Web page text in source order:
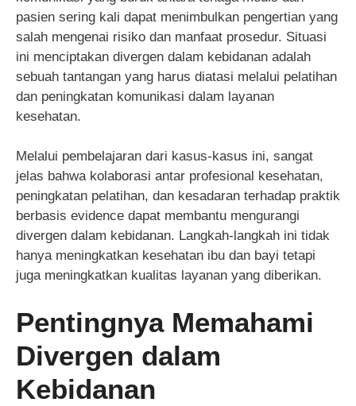
pasien sering kali dapat menimbulkan pengertian yang
salah mengenai risiko dan manfaat prosedur. Situasi
ini menciptakan divergen dalam kebidanan adalah
sebuah tantangan yang harus diatasi melalui pelatihan
dan peningkatan komunikasi dalam layanan
kesehatan.
Melalui pembelajaran dari kasus-kasus ini, sangat
jelas bahwa kolaborasi antar profesional kesehatan,
peningkatan pelatihan, dan kesadaran terhadap praktik
berbasis evidence dapat membantu mengurangi
divergen dalam kebidanan. Langkah-langkah ini tidak
hanya meningkatkan kesehatan ibu dan bayi tetapi
juga meningkatkan kualitas layanan yang diberikan.
Pentingnya Memahami
Divergen dalam
Kebidanan